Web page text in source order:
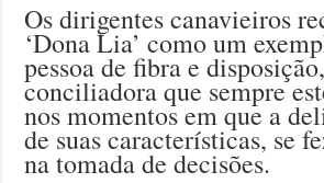
Os dirigentes canavieiros
‘Dona Lia’ como um
pessoa de fibra e
conciliadora que sempre
nos momentos em que a
de suas características, se
na tomada de decisões.